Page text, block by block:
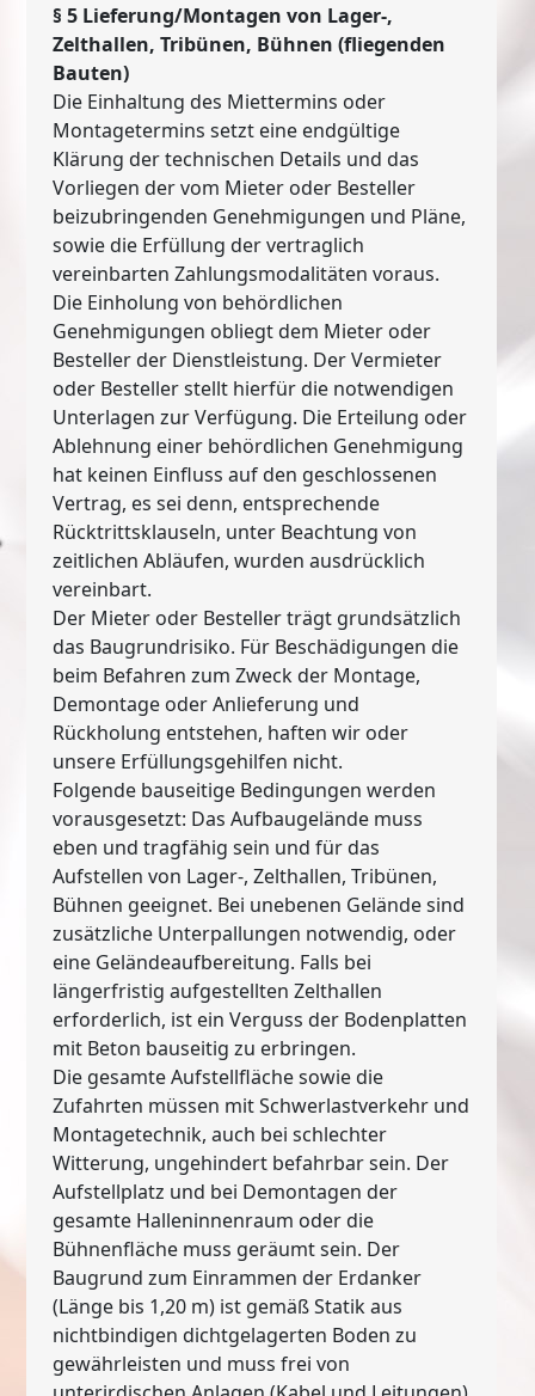
§ 5 Lieferung/Montagen von Lager-,
Zelthallen, Tribünen, Bühnen (fliegenden
Bauten)
Die Einhaltung des Miettermins oder
Montagetermins setzt eine endgültige
Klärung der technischen Details und das
Vorliegen der vom Mieter oder Besteller
beizubringenden Genehmigungen und Pläne,
sowie die Erfüllung der vertraglich
vereinbarten Zahlungsmodalitäten voraus.
Die Einholung von behördlichen
Genehmigungen obliegt dem Mieter oder
Besteller der Dienstleistung. Der Vermieter
oder Besteller stellt hierfür die notwendigen
Unterlagen zur Verfügung. Die Erteilung oder
Ablehnung einer behördlichen Genehmigung
hat keinen Einfluss auf den geschlossenen
Vertrag, es sei denn, entsprechende
Rücktrittsklauseln, unter Beachtung von
zeitlichen Abläufen, wurden ausdrücklich
vereinbart.
Der Mieter oder Besteller trägt grundsätzlich
das Baugrundrisiko. Für Beschädigungen die
beim Befahren zum Zweck der Montage,
Demontage oder Anlieferung und
Rückholung entstehen, haften wir oder
unsere Erfüllungsgehilfen nicht.
Folgende bauseitige Bedingungen werden
vorausgesetzt: Das Aufbaugelände muss
eben und tragfähig sein und für das
Aufstellen von Lager-, Zelthallen, Tribünen,
Bühnen geeignet. Bei unebenen Gelände sind
zusätzliche Unterpallungen notwendig, oder
eine Geländeaufbereitung. Falls bei
längerfristig aufgestellten Zelthallen
erforderlich, ist ein Verguss der Bodenplatten
mit Beton bauseitig zu erbringen.
Die gesamte Aufstellfläche sowie die
Zufahrten müssen mit Schwerlastverkehr und
Montagetechnik, auch bei schlechter
Witterung, ungehindert befahrbar sein. Der
Aufstellplatz und bei Demontagen der
gesamte Halleninnenraum oder die
Bühnenfläche muss geräumt sein. Der
Baugrund zum Einrammen der Erdanker
(Länge bis 1,20 m) ist gemäß Statik aus
nichtbindigen dichtgelagerten Boden zu
gewährleisten und muss frei von